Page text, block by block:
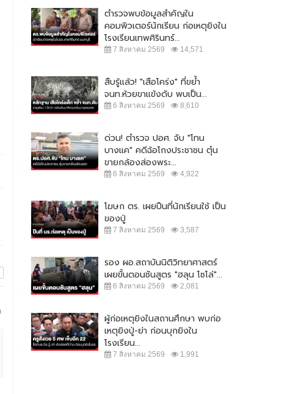
ศึก ปชป.-ภูมิใจไทย ยังไม่จบ !! ซัดกัน
นัวปม ร่าง พรบ.กัญชา
"จตุพร" ปลุกมวลชน ออกมาชุมนุม
ใหญ่ 23 ส.ค. เคานต์ดาวน์ ไล่...
ตำรวจพบข้อมูลสำคัญใน
คอมพิวเตอร์นักเรียน ก่อเหตุยิงใน
โรงเรียนเทพศิรินทร์...
7 สิงหาคม 2569 14,571
สืบรู้แล้ว! "เสือโคร่ง" ที่ขย้ำ
จนท.ห้วยขาแข้งดับ พบเป็น...
6 สิงหาคม 2569 8,610
ด่วน! ตำรวจ ปอศ. จับ "โทน
บางแค" คดีฉ้อโกงประชาชน ตุ๋น
ขายกล้องส่องพระ...
6 สิงหาคม 2569 4,922
โฆษก ตร. เผยปืนที่นักเรียนใช้ เป็น
ของปู่
7 สิงหาคม 2569 3,587
รอง ผอ.สถาบันนิติวิทยาศาสตร์
เผยขั้นตอนชันสูตร "ฮลุน โซโล่"...
6 สิงหาคม 2569 2,081
ผู้ก่อเหตุยิงในสถานศึกษา พบก่อ
เหตุยิงปู่-ย่า ก่อนบุกยิงใน
โรงเรียน...
7 สิงหาคม 2569 1,991